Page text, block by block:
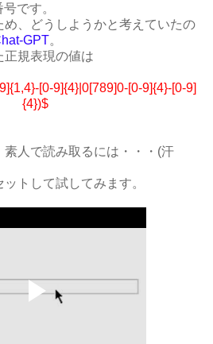
です。
、どうしようかと考えていたの
GPT。
正規表現の値は
[0-9]{4}|0[789]0-[0-9]{4}-[0-9]
{4})$
人で読み取るには・・・(汗
トして試してみます。